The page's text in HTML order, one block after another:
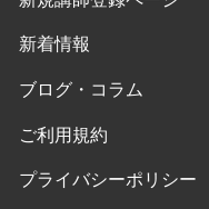
新着情報
ブログ・コラム
ご利用規約
プライバシーポリシー